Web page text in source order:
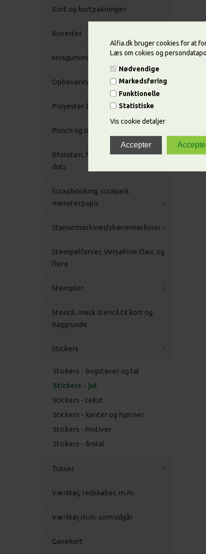
Alfia.dk bruger cookies for at
Læs om cokies og
Nødvendige
Markedsføring
Funktionelle
Statistiske
Vis cookie detaljer
Kort og kortpakninger
Kuverter
Mosgummi
Opbevaring
Polyester bånd
Punch og stansejern
Rhinsten, halvperler og enamel
dots
Scrapbooking, scrapark
mønsterpapir.
Stansemaskiner/skæremaskiner
Stempelfarver, VersaFine Clair, og
flere
Stempler.
Stencil, mask stencil til kort og
baggrunde.
Stickers
Stickers - bogstaver og tal
Stickers - jul
Stickers - tekst
Stickers - kanter og hjørner
Stickers - Motiver
Stickers - årstal
Tusser
Værktøj, redskaber, m.m.
Værktøj m.m. som udgår
Gavekort